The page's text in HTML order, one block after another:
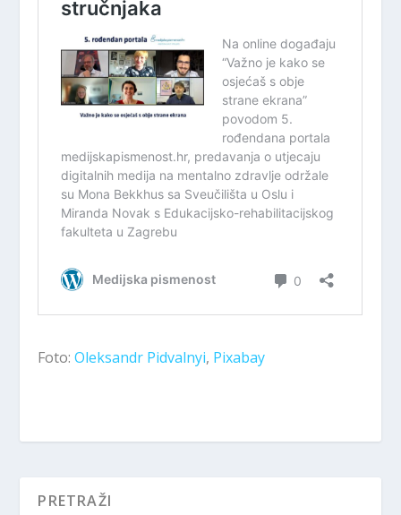
Foto:Oleksandr Pidvalnyi, Pixabay